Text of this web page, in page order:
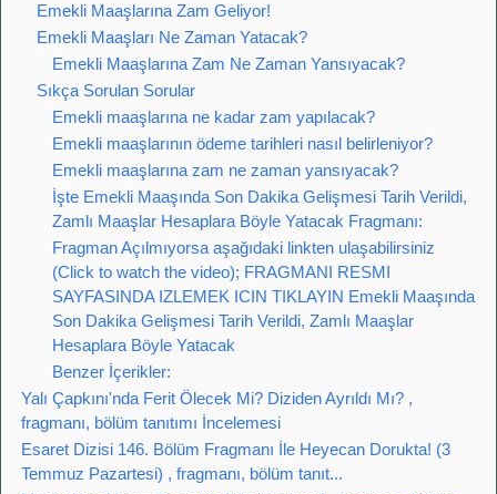
Emekli Maaşlarına Zam Geliyor!
Emekli Maaşları Ne Zaman Yatacak?
Emekli Maaşlarına Zam Ne Zaman Yansıyacak?
Sıkça Sorulan Sorular
Emekli maaşlarına ne kadar zam yapılacak?
Emekli maaşlarının ödeme tarihleri nasıl belirleniyor?
Emekli maaşlarına zam ne zaman yansıyacak?
İşte Emekli Maaşında Son Dakika Gelişmesi Tarih Verildi,
Zamlı Maaşlar Hesaplara Böyle Yatacak Fragmanı:
Fragman Açılmıyorsa aşağıdaki linkten ulaşabilirsiniz
(Click to watch the video); FRAGMANI RESMI
SAYFASINDA IZLEMEK ICIN TIKLAYIN Emekli Maaşında
Son Dakika Gelişmesi Tarih Verildi, Zamlı Maaşlar
Hesaplara Böyle Yatacak
Benzer İçerikler:
Yalı Çapkını'nda Ferit Ölecek Mi? Diziden Ayrıldı Mı? ,
fragmanı, bölüm tanıtımı İncelemesi
Esaret Dizisi 146. Bölüm Fragmanı İle Heyecan Dorukta! (3
Temmuz Pazartesi) , fragmanı, bölüm tanıt...